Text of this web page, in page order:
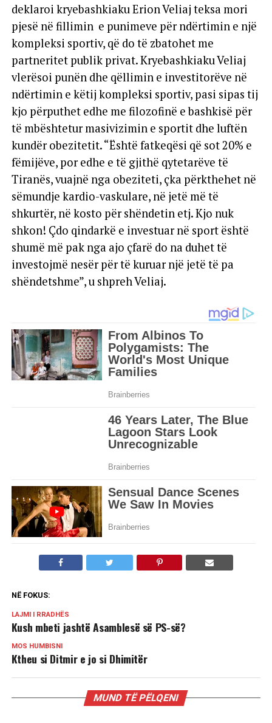
deklaroi kryebashkiaku Erion Veliaj teksa mori
pjesë në fillimin e punimeve për ndërtimin e një
kompleksi sportiv, që do të zbatohet me
partneritet publik privat. Kryebashkiaku Veliaj
vlerësoi punën dhe qëllimin e investitorëve në
ndërtimin e këtij kompleksi sportiv, pasi sipas tij
kjo përputhet edhe me filozofinë e bashkisë për
të mbështetur masivizimin e sportit dhe luftën
kundër obezitetit. “Është fatkeqësi që sot 20% e
fëmijëve, por edhe e të gjithë qytetarëve të
Tiranës, vuajnë nga obeziteti, çka përkthehet në
sëmundje kardio-vaskulare, në jetë më të
shkurtër, në kosto për shëndetin etj. Kjo nuk
shkon! Çdo qindarkë e investuar në sport është
shumë më pak nga ajo çfarë do na duhet të
investojmë nesër për të kuruar një jetë të pa
shëndetshme”, u shpreh Veliaj.
NË FOKUS:
LAJMI I RRADHËS
Kush mbeti jashtë Asamblesë së PS-së?
MOS HUMBISNI
Ktheu si Ditmir e jo si Dhimitër
MUND TË PËLQENI